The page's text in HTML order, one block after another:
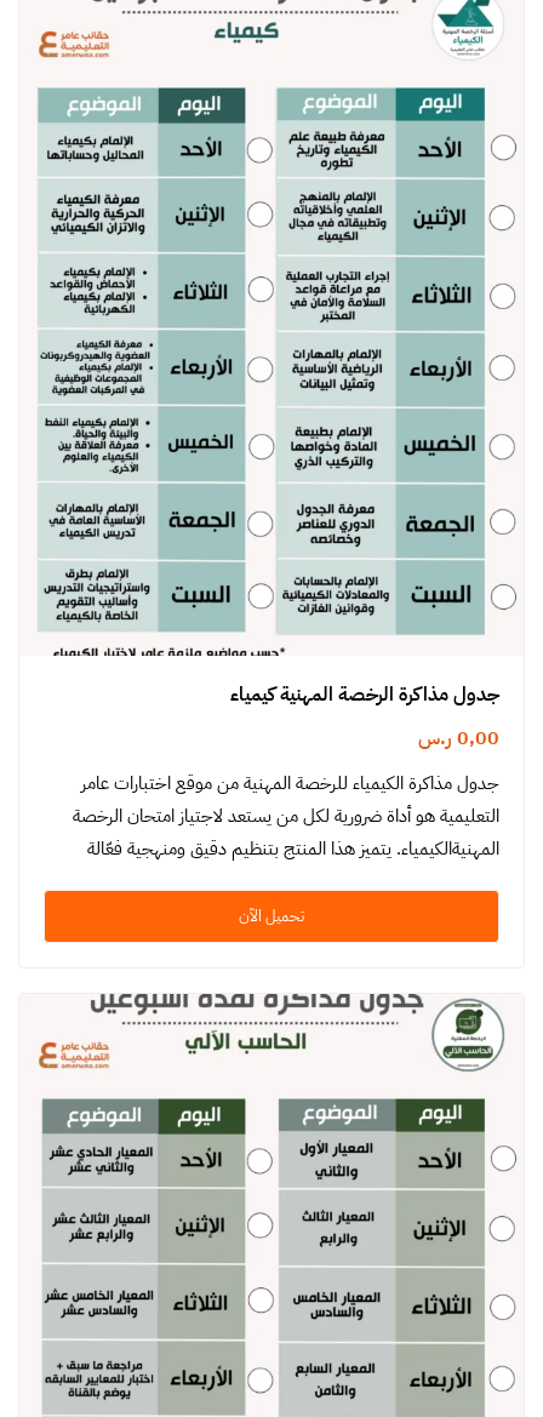
جدول مذاكرة الرخصة المهنية كيمياء
0,00 ر.س
جدول مذاكرة الكيمياء للرخصة المهنية من موقع اختبارات عامر
التعليمية هو أداة ضرورية لكل من يستعد لاجتياز امتحان الرخصة
المهنيةالكيمياء. يتميز هذا المنتج بتنظيم دقيق ومنهجية فعّالة
تحميل الآن